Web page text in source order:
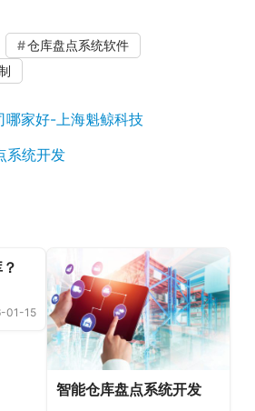
仓库盘点系统软件
哪家好-上海魁鲸科技
系统开发
01-15
智能仓库盘点系统开发